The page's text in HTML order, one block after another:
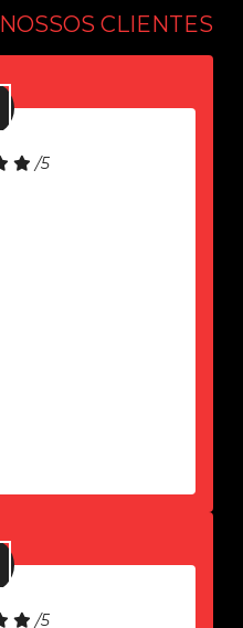
NOSSOS CLIENTES
/5
/5